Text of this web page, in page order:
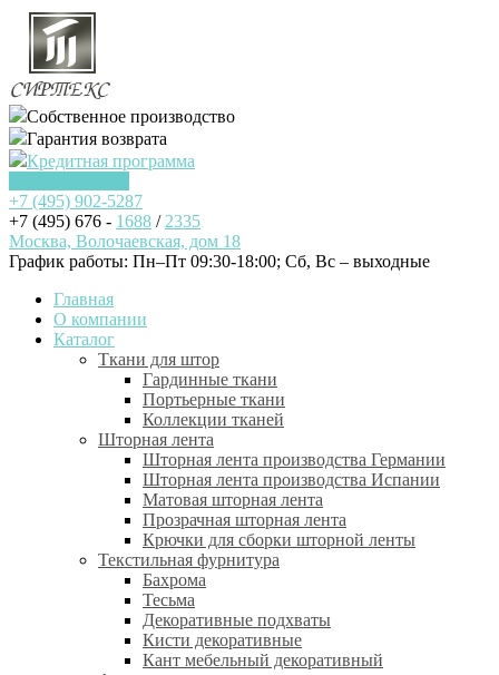
Собственное производство
Гарантия возврата
Кредитная программа
+7 (495) 902-5287
+7 (495) 676 - 1688 / 2335
Москва, Волочаевская, дом 18
График работы: Пн–Пт 09:30-18:00; Cб, Вс – выходные
Главная
О компании
Каталог
Ткани для штор
Гардинные ткани
Портьерные ткани
Коллекции тканей
Шторная лента
Шторная лента производства Германии
Шторная лента производства Испании
Матовая шторная лента
Прозрачная шторная лента
Крючки для сборки шторной ленты
Текстильная фурнитура
Бахрома
Тесьма
Декоративные подхваты
Кисти декоративные
Кант мебельный декоративный